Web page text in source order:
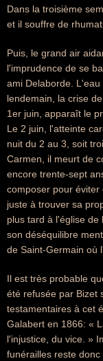
Dans la troisième
et il souffre de
Puis, le grand air
l'imprudence de se
ami Delaborde.
lendemain, la crise
1er juin, apparaît le
Le 2 juin, l'atteinte
nuit du 2 au 3, soit
Carmen, il meurt de
encore trente-sept
composer pour éviter
juste à trouver sa
plus tard à l'église de
son déséquilibre
de Saint-Germain où
Il est très probable
été refusée par Bizet
testamentaires à cet
Galabert en 1866: «
l'injustice, du vice. »
funérailles reste